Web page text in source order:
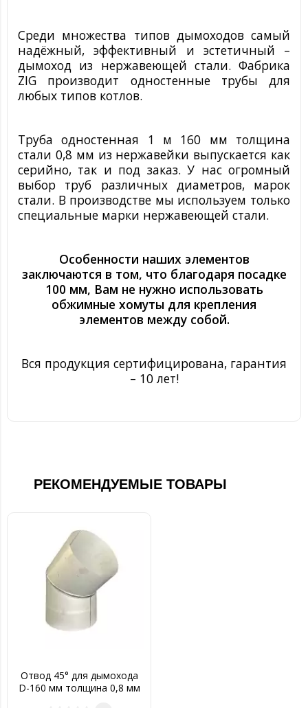
Среди множества типов дымоходов самый
надёжный, эффективный и эстетичный –
дымоход из нержавеющей стали. Фабрика
ZIG производит одностенные трубы для
любых типов котлов.
Труба одностенная 1 м 160 мм толщина
стали 0,8 мм из нержавейки выпускается как
серийно, так и под заказ. У нас огромный
выбор труб различных диаметров, марок
стали. В производстве мы используем только
специальные марки нержавеющей стали.
Особенности наших элементов
заключаются в том, что благодаря посадке
100 мм, Вам не нужно использовать
обжимные хомуты для крепления
элементов между собой.
Вся продукция сертифицирована, гарантия
– 10 лет!
РЕКОМЕНДУЕМЫЕ ТОВАРЫ
Отвод 45° для дымохода
D-160 мм толщина 0,8 мм